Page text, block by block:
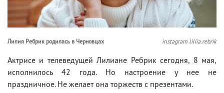
Лилия Ребрик родилась в Черновцах instagram liliia.rebrik
Актрисе и телеведущей Лилиане Ребрик сегодня, 8 мая,
исполнилось 42 года. Но настроение у нее не
праздничное. Не желает она торжеств с презентами.